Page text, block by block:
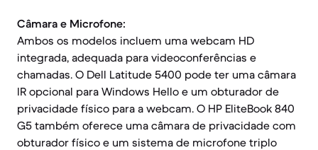
Câmara e Microfone:
Ambos os modelos incluem uma webcam HD
integrada, adequada para videoconferências e
chamadas. O Dell Latitude 5400 pode ter uma câmara
IR opcional para Windows Hello e um obturador de
privacidade físico para a webcam. O HP EliteBook 840
G5 também oferece uma câmara de privacidade com
obturador físico e um sistema de microfone triplo